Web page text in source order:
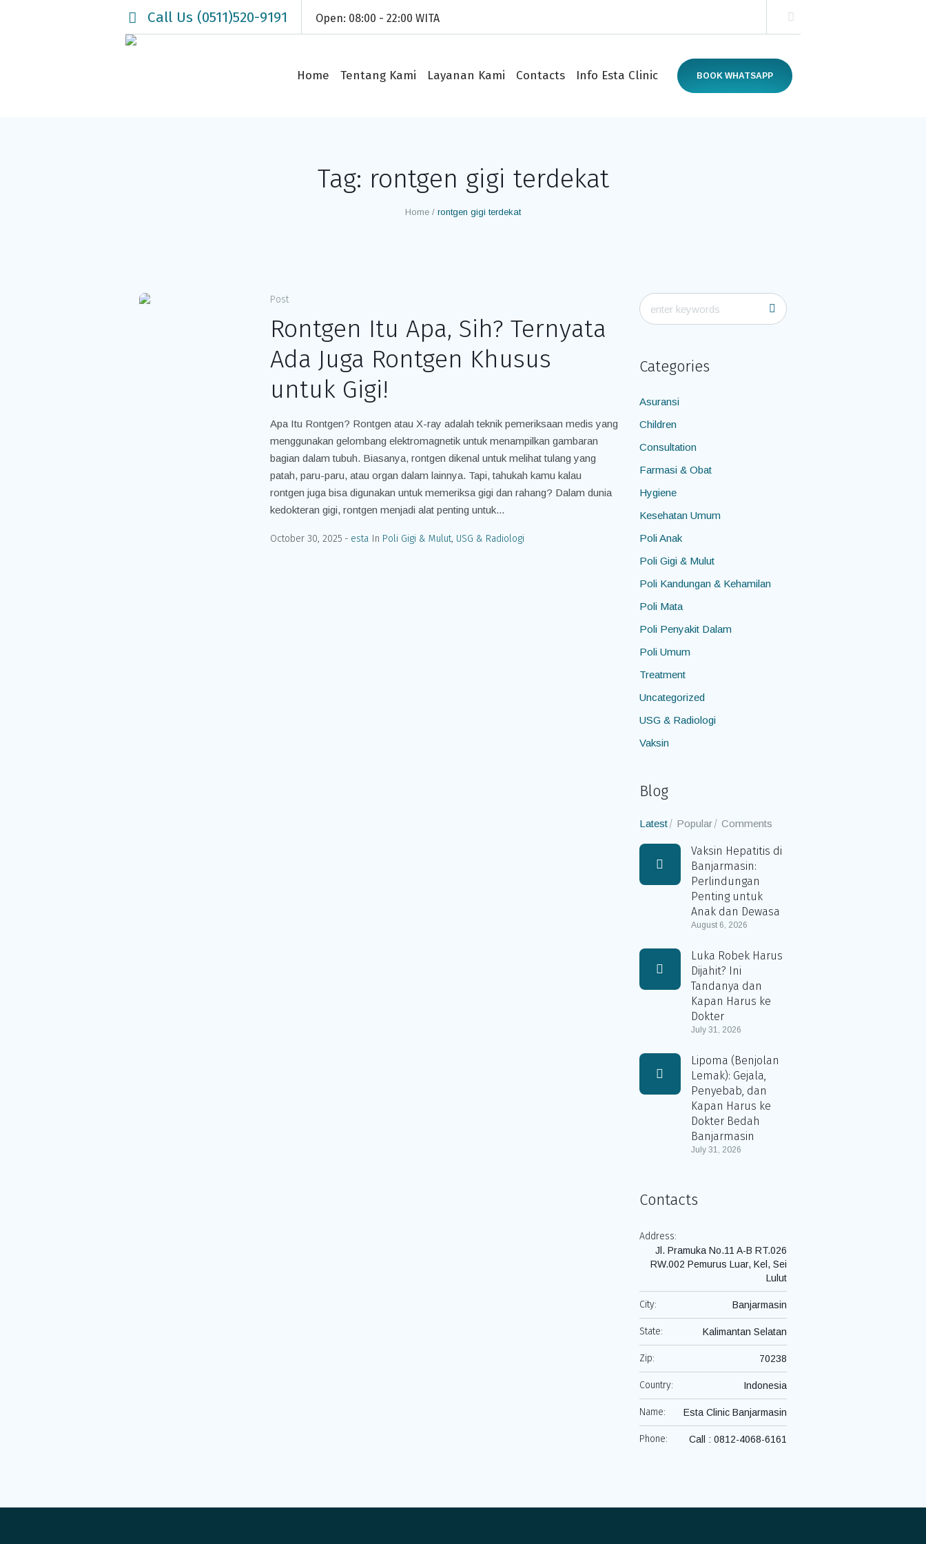
Call Us (0511)520-9191 Open: 08:00 - 22:00 WITA
BOOK WHATSAPP
Home Tentang Kami Layanan Kami Contacts Info Esta Clinic
Tag: rontgen gigi terdekat
Home / rontgen gigi terdekat
Post
Rontgen Itu Apa, Sih? Ternyata
Ada Juga Rontgen Khusus
untuk Gigi!
Apa Itu Rontgen? Rontgen atau X-ray adalah teknik pemeriksaan medis yang
menggunakan gelombang elektromagnetik untuk menampilkan gambaran
bagian dalam tubuh. Biasanya, rontgen dikenal untuk melihat tulang yang
patah, paru-paru, atau organ dalam lainnya. Tapi, tahukah kamu kalau
rontgen juga bisa digunakan untuk memeriksa gigi dan rahang? Dalam dunia
kedokteran gigi, rontgen menjadi alat penting untuk...
October 30, 2025 esta In Poli Gigi & Mulut, USG & Radiologi
Categories
Asuransi
Children
Consultation
Farmasi & Obat
Hygiene
Kesehatan Umum
Poli Anak
Poli Gigi & Mulut
Poli Kandungan & Kehamilan
Poli Mata
Poli Penyakit Dalam
Poli Umum
Treatment
Uncategorized
USG & Radiologi
Vaksin
Blog
Latest Popular Comments
Vaksin Hepatitis di
Banjarmasin:
Perlindungan
Penting untuk
Anak dan Dewasa
August 6, 2026
Luka Robek Harus
Dijahit? Ini
Tandanya dan
Kapan Harus ke
Dokter
July 31, 2026
Lipoma (Benjolan
Lemak): Gejala,
Penyebab, dan
Kapan Harus ke
Dokter Bedah
Banjarmasin
July 31, 2026
Contacts
Address:
Jl. Pramuka No.11 A-B RT.026
RW.002 Pemurus Luar, Kel, Sei
Lulut
City: Banjarmasin
State: Kalimantan Selatan
Zip: 70238
Country: Indonesia
Name: Esta Clinic Banjarmasin
Phone: Call : 0812-4068-6161